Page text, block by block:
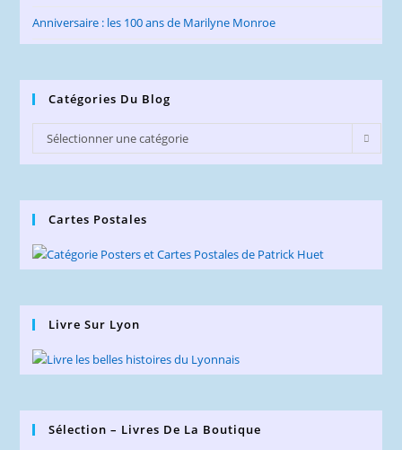
Anniversaire : les 100 ans de Marilyne Monroe
Catégories Du Blog
Catégories
du
Sélectionner une catégorie
Cartes Postales
Livre Sur Lyon
Sélection – Livres De La Boutique